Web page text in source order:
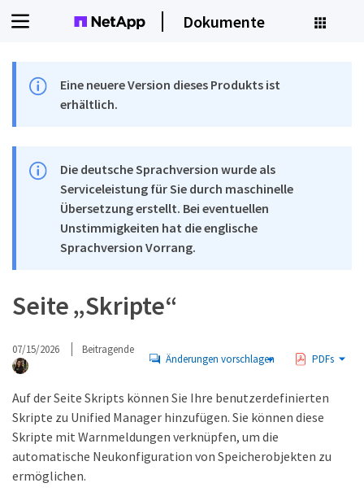
Dokumente
Eine neuere Version dieses Produkts ist
erhältlich.
Die deutsche Sprachversion wurde als
Serviceleistung für Sie durch maschinelle
Übersetzung erstellt. Bei eventuellen
Unstimmigkeiten hat die englische
Sprachversion Vorrang.
Seite „Skripte“
07/15/2026 Beitragende
Änderungen vorschlagen PDFs
Auf der Seite Skripts können Sie Ihre benutzerdefinierten
Skripte zu Unified Manager hinzufügen. Sie können diese
Skripte mit Warnmeldungen verknüpfen, um die
automatische Neukonfiguration von Speicherobjekten zu
ermöglichen.